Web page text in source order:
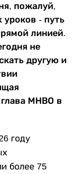
пожалуй,
- путь
линией.
не
другую и
МНВО в
году
более 75